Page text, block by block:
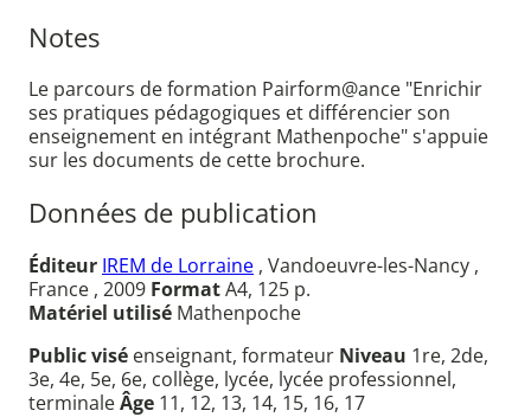
Notes
Le parcours de formation Pairform@ance "Enrichir
ses pratiques pédagogiques et différencier son
enseignement en intégrant Mathenpoche" s'appuie
sur les documents de cette brochure.
Données de publication
Éditeur IREM de Lorraine , Vandoeuvre-les-Nancy ,
France , 2009 FormatA4, 125 p.
Matériel utilisé Mathenpoche
Public visé enseignant, formateur Niveau 1re, 2de,
3e, 4e, 5e, 6e, collège, lycée, lycée professionnel,
terminaleÂge 11, 12, 13, 14, 15, 16, 17